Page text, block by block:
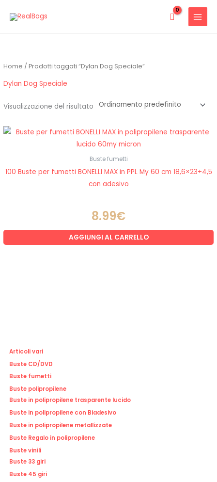
Home / Prodotti taggati “Dylan Dog Speciale”
Dylan Dog Speciale
Visualizzazione del risultato
Buste fumetti
100 Buste per fumetti BONELLI MAX in PPL My 60 cm 18,6×23+4,5
con adesivo
8.99€
AGGIUNGI AL CARRELLO
Articoli vari
Buste CD/DVD
Buste fumetti
Buste polipropilene
Buste in polipropilene trasparente lucido
Buste in polipropilene con Biadesivo
Buste in polipropilene metallizzate
Buste Regalo in polipropilene
Buste vinili
Buste 33 giri
Buste 45 giri